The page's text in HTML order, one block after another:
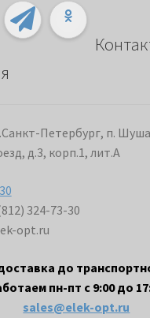
Петербург, п.
д.3, корп.1, лит.А
324-73-30
opt.ru
до
пн-пт с 9:00 до
sales@elek-opt.ru